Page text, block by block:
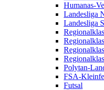
Humanas-
Landesliga
Landesliga
Polytan-
FSA-
Futsal